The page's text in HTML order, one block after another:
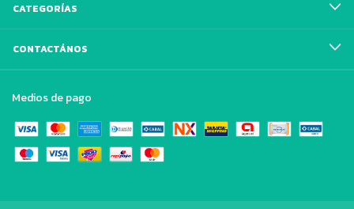
CATEGORÍAS
CONTACTÁNOS
Medios de pago